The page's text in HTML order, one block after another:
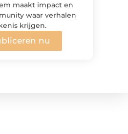
maakt impact en
waar verhalen
krijgen.
nu